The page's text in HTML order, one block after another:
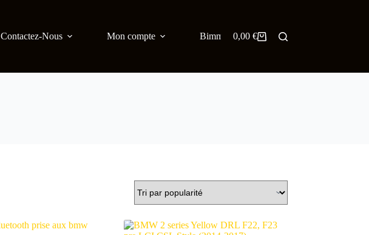
Contactez-Nous Mon compte Bimmer Blog English
Panier
0,00 €